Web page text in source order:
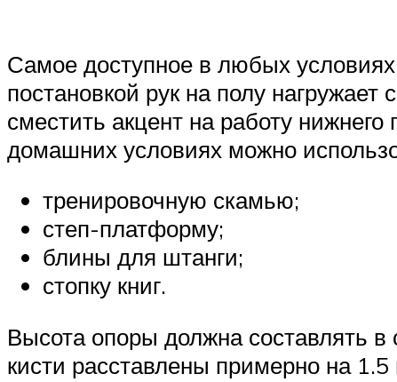
Самое доступное в любых
постановкой рук на полу
сместить акцент на работу нижнего
домашних условиях можно
тренировочную скамью;
степ-платформу;
блины для штанги;
стопку книг.
Высота опоры должна составлять
кисти расставлены примерно на